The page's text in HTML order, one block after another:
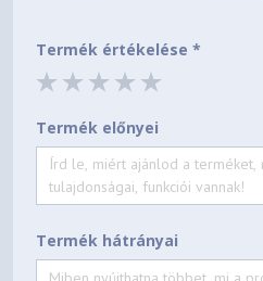
Termék értékelése *
Termék előnyei
Termék hátrányai